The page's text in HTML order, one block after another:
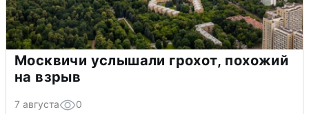
Москвичи услышали грохот, похожий
на взрыв
7 августа 0